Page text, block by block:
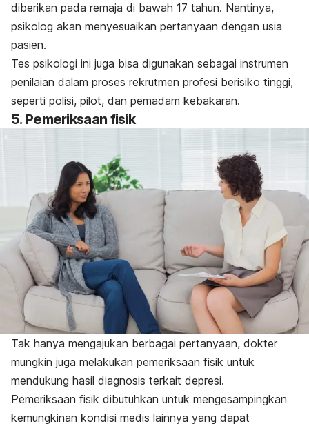
diberikan pada remaja di bawah 17 tahun. Nantinya,
psikolog akan menyesuaikan pertanyaan dengan usia
pasien.
Tes psikologi ini juga bisa digunakan sebagai instrumen
penilaian dalam proses rekrutmen profesi berisiko tinggi,
seperti polisi, pilot, dan pemadam kebakaran.
5. Pemeriksaan fisik
Tak hanya mengajukan berbagai pertanyaan, dokter
mungkin juga melakukan pemeriksaan fisik untuk
mendukung hasil diagnosis terkait depresi.
Pemeriksaan fisik dibutuhkan untuk mengesampingkan
kemungkinan kondisi medis lainnya yang dapat